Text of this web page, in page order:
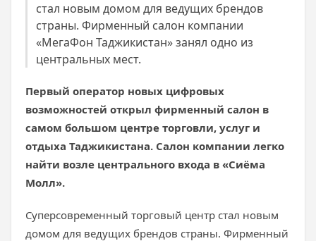
стал новым домом для ведущих брендов
страны. Фирменный салон компании
«МегаФон Таджикистан» занял одно из
центральных мест.
Первый оператор новых цифровых
возможностей открыл фирменный салон в
самом большом центре торговли, услуг и
отдыха Таджикистана. Салон компании легко
найти возле центрального входа в «Сиёма
Молл».
Суперсовременный торговый центр стал новым
домом для ведущих брендов страны. Фирменный